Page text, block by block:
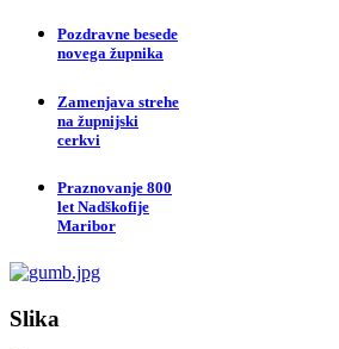
Pozdravne besede
novega župnika
Zamenjava strehe
na župnijski
cerkvi
Praznovanje 800
let Nadškofije
Maribor
Slika